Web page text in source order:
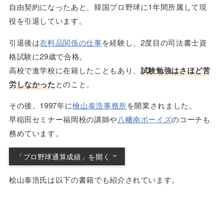
自由契約になったあと、韓国プロ野球に1年間所属して現
役を引退しています。
引退後は衣料品関係の仕事を経験し、2度目の司法書士資
格試験に29歳で合格。
高校で進学校に在籍したこともあり、 試験勉強はさほど苦
労しなかったとのこと。
その後、1997年に檜山泰浩事務所を開業されました。
早稲田セミナー福岡校の講師や八幡南ボーイズのコーチも
務めています。
「プロ野球通算成績」を開く
1軍出場なし
桧山泰浩氏は以下の書籍でも紹介されています。